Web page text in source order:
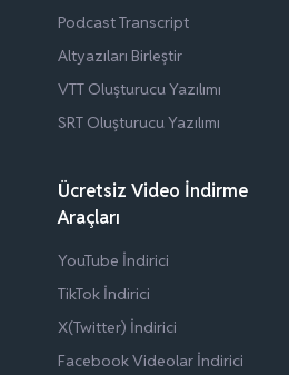
Podcast Transcript
Altyazıları Birleştir
VTT Oluşturucu Yazılımı
SRT Oluşturucu Yazılımı
Ücretsiz Video İndirme
Araçları
YouTube İndirici
TikTok İndirici
X(Twitter) İndirici
Facebook Videolar İndirici